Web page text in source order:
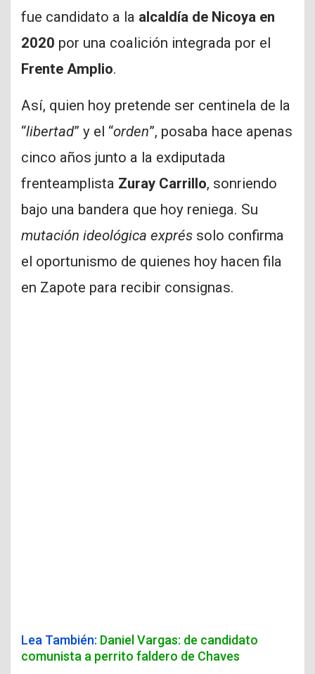
fue candidato a la alcaldía de Nicoya en
2020 por una coalición integrada por el
Frente Amplio.
Así, quien hoy pretende ser centinela de la
“libertad” y el “orden”, posaba hace apenas
cinco años junto a la exdiputada
frenteamplista Zuray Carrillo, sonriendo
bajo una bandera que hoy reniega. Su
mutación ideológica exprés solo confirma
el oportunismo de quienes hoy hacen fila
en Zapote para recibir consignas.
Lea También: Daniel Vargas: de candidato
comunista a perrito faldero de Chaves